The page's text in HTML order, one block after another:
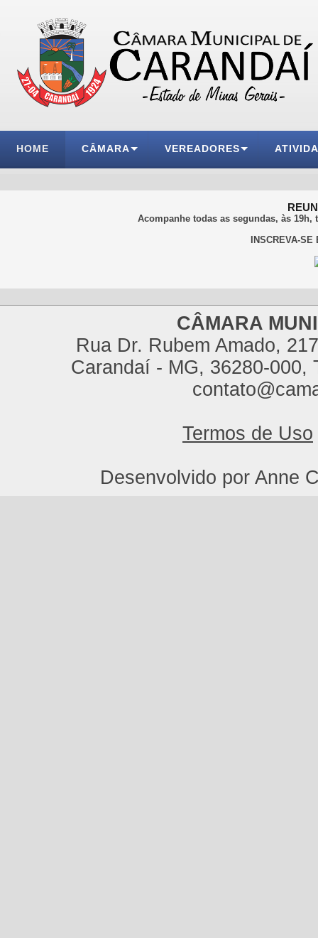
HOME CÂMARA VEREADORES
Acompanhe todas as segundas, às
INSCREVA-
CÂMARA
Rua Dr. Rubem Amado,
Carandaí - MG, 36280-000,
Termos de Uso
Desenvolvido por Anne